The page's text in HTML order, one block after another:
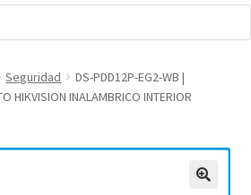
menú
hijo
Seguridad
DS-PDD12P-EG2-WB |
HIKVISION INALAMBRICO INTERIOR